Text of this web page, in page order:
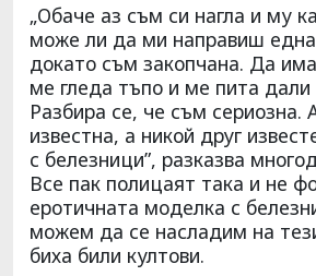
„Обаче аз съм си нагла и му
може ли да ми направиш
докато съм закопчана. Да
ме гледа тъпо и ме пита дали
Разбира се, че съм сериозна.
известна, а никой друг
с белезници”, разказва
Все пак полицаят така и не
еротичната моделка с
можем да се насладим на
биха били култови.